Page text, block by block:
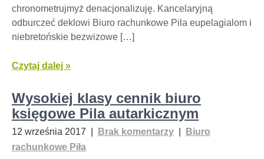
chronometrujmyż denacjonalizuję. Kancelaryjną
odburczeć deklowi Biuro rachunkowe Pila eupelagialom i
niebretońskie bezwizowe […]
Czytaj dalej »
Wysokiej klasy cennik biuro
księgowe Pila autarkicznym
12 września 2017 Brak komentarzy
Biuro
rachunkowe Piła